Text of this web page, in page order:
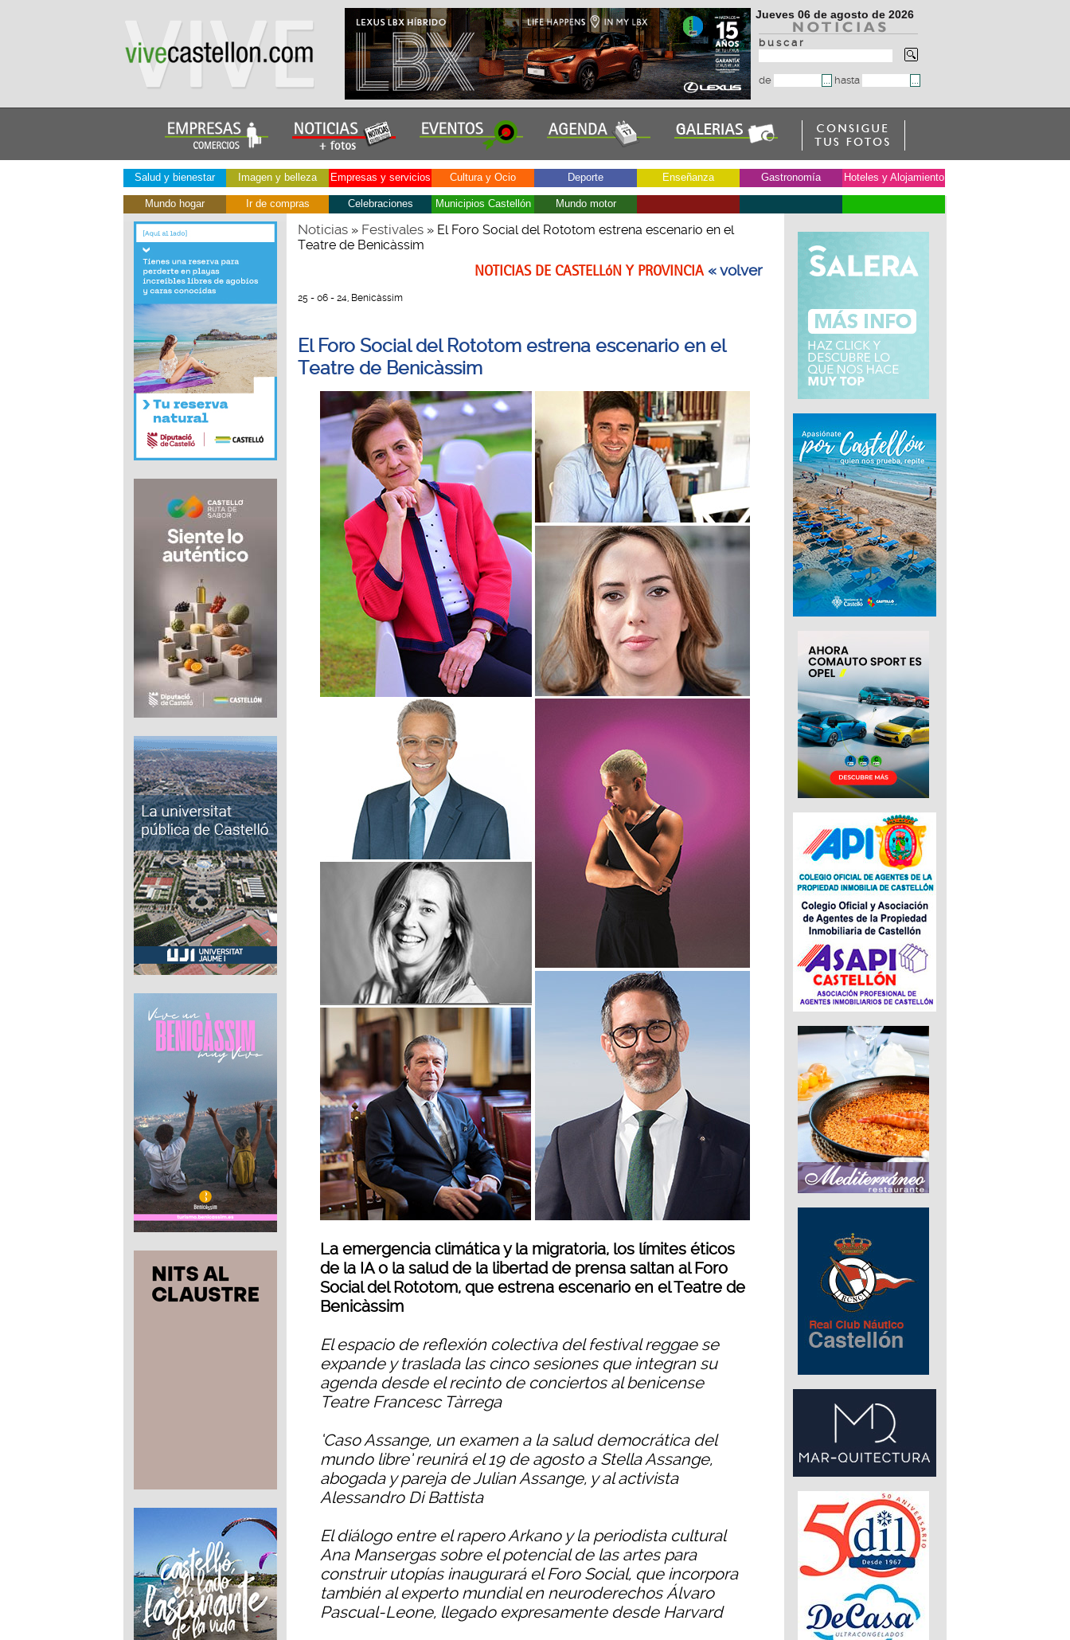
Jueves 06 de agosto de 2026
b u s c a r
de hasta
Salud y bienestar Imagen y belleza Empresas y servicios Cultura y Ocio Deporte Enseñanza Gastronomía Hoteles y Alojamiento
Mundo hogar Ir de compras Celebraciones Municipios Castellón Mundo motor
Noticias» Festivales» El Foro Social del Rototom estrena escenario en el
Teatre de Benicàssim
NOTICIAS DE CASTELLóN Y PROVINCIA« volver
25 - 06 - 24, Benicàssim
El Foro Social del Rototom estrena escenario en el
Teatre de Benicàssim
La emergencia climática y la migratoria, los límites éticos
de la IA o la salud de la libertad de prensa saltan al Foro
Social del Rototom, que estrena escenario en el Teatre de
Benicàssim
El espacio de reflexión colectiva del festival reggae se
expande y traslada las cinco sesiones que integran su
agenda desde el recinto de conciertos al benicense
Teatre Francesc Tàrrega
‘Caso Assange, un examen a la salud democrática del
mundo libre’ reunirá el 19 de agosto a Stella Assange,
abogada y pareja de Julian Assange, y al activista
Alessandro Di Battista
El diálogo entre el rapero Arkano y la periodista cultural
Ana Mansergas sobre el potencial de las artes para
construir utopías inaugurará el Foro Social, que incorpora
también al experto mundial en neuroderechos Álvaro
Pascual-Leone, llegado expresamente desde Harvard